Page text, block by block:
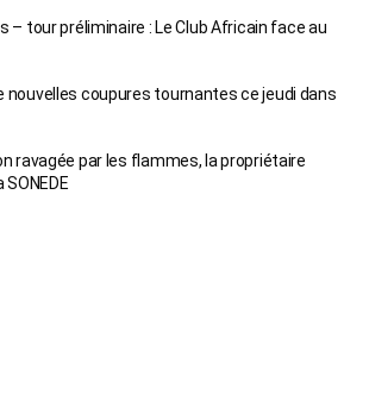
– tour préliminaire : Le Club Africain face au
nouvelles coupures tournantes ce jeudi dans
ravagée par les flammes, la propriétaire